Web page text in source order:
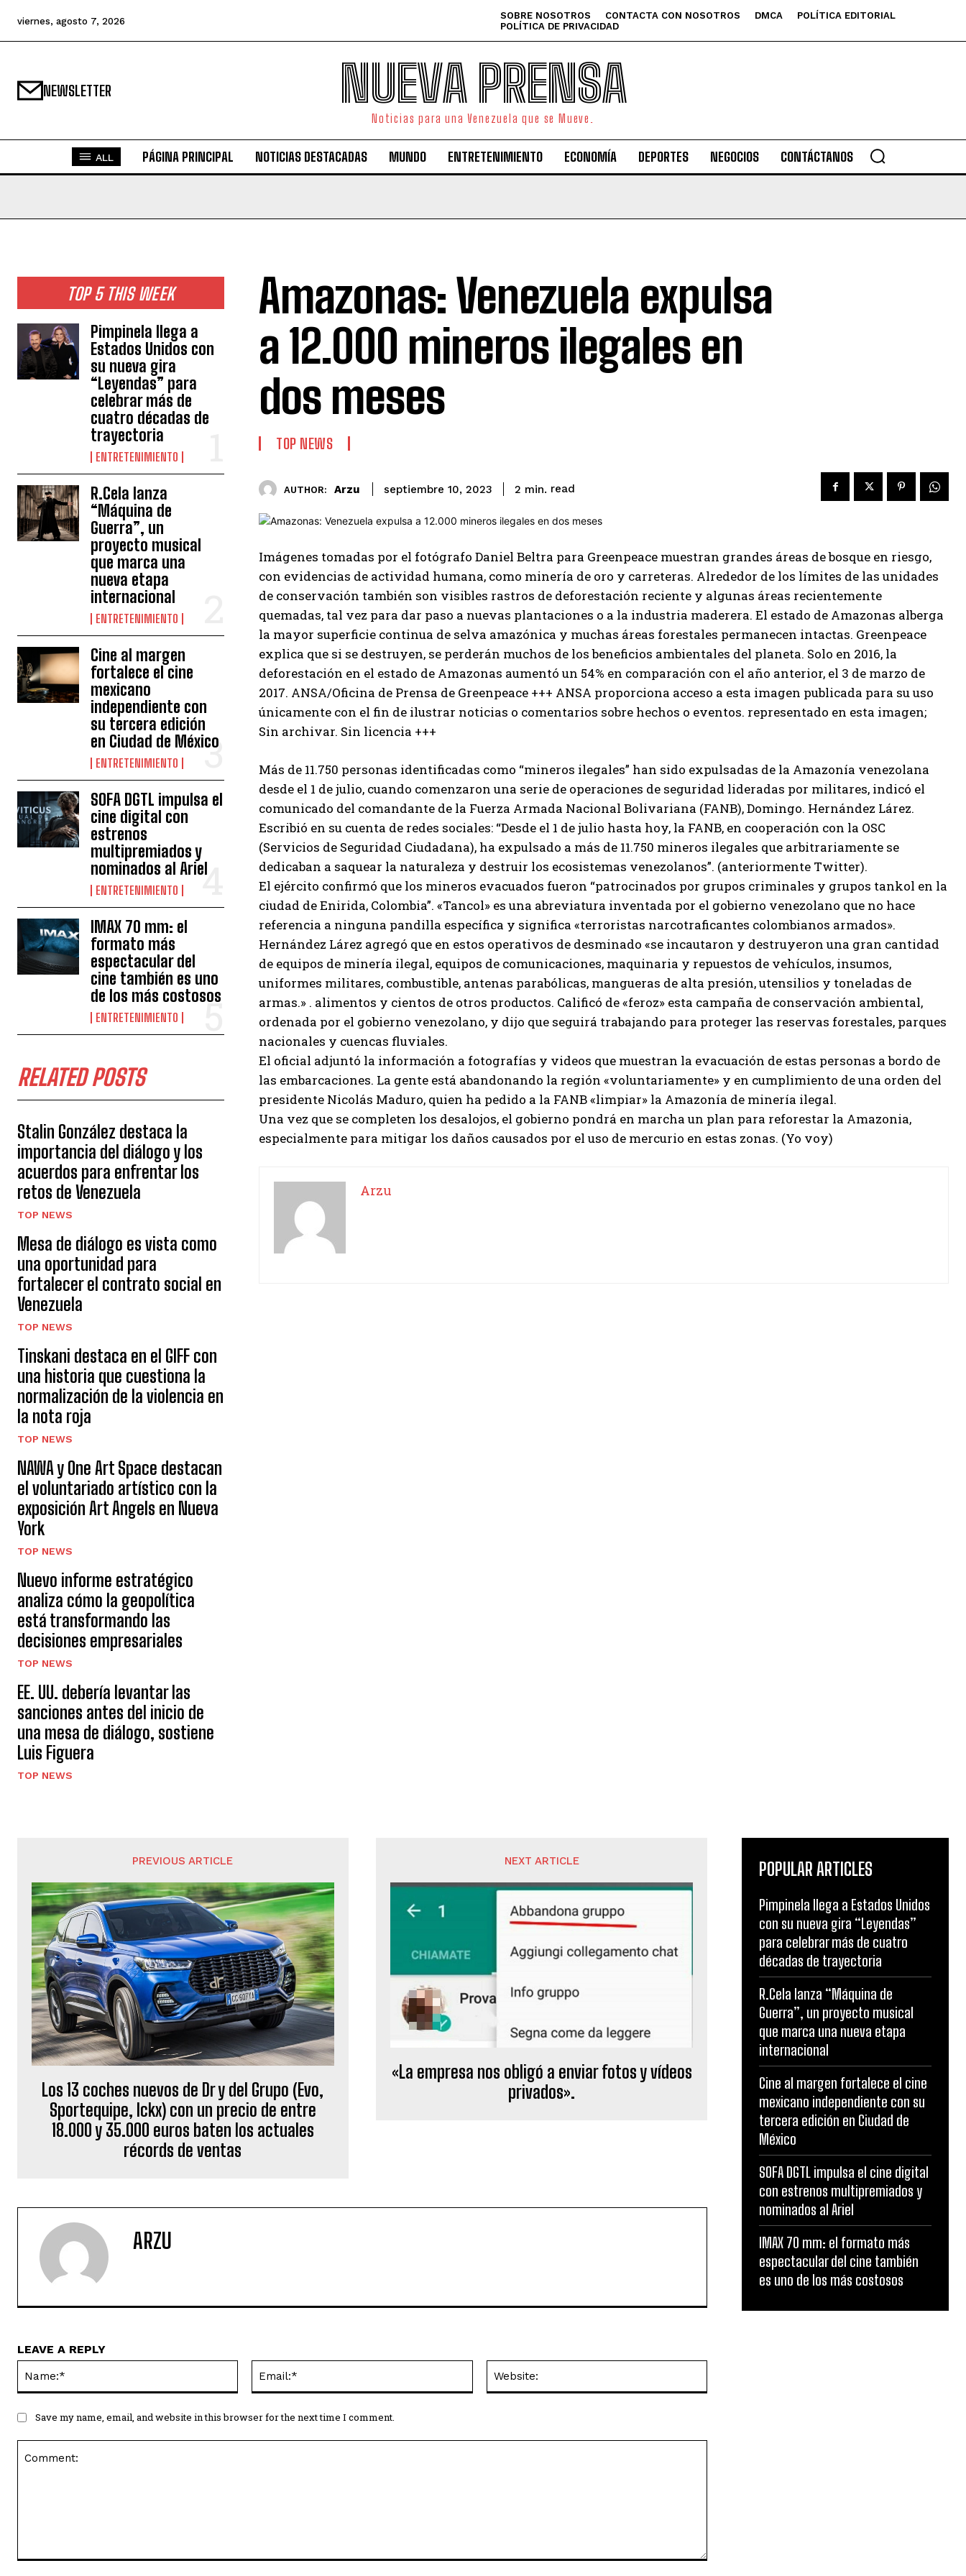
viernes, agosto 7, 2026 SOBRE NOSOTROS CONTACTA CON NOSOTROS DMCA
POLÍTICA EDITORIAL
POLÍTICA DE PRIVACIDAD
NEWSLETTER NUEVA PRENSA
Noticias para una Venezuela que se Mueve.
ALL PÁGINA PRINCIPAL NOTICIAS DESTACADAS MUNDO ENTRETENIMIENTO ECONOMÍA DEPORTES NEGOCIOS CONTÁCTANOS
TOP 5 THIS WEEK
Pimpinela llega a
Estados Unidos con
su nueva gira
“Leyendas” para
celebrar más de
cuatro décadas de
trayectoria
ENTRETENIMIENTO
R.Cela lanza
“Máquina de
Guerra”, un
proyecto musical
que marca una
nueva etapa
internacional
ENTRETENIMIENTO
Cine al margen
fortalece el cine
mexicano
independiente con
su tercera edición
en Ciudad de México
ENTRETENIMIENTO
SOFA DGTL impulsa el
cine digital con
estrenos
multipremiados y
nominados al Ariel
ENTRETENIMIENTO
IMAX 70 mm: el
formato más
espectacular del
cine también es uno
de los más costosos
ENTRETENIMIENTO
RELATED POSTS
Stalin González destaca la
importancia del diálogo y los
acuerdos para enfrentar los
retos de Venezuela
TOP NEWS
Mesa de diálogo es vista como
una oportunidad para
fortalecer el contrato social en
Venezuela
TOP NEWS
Tinskani destaca en el GIFF con
una historia que cuestiona la
normalización de la violencia en
la nota roja
TOP NEWS
NAWA y One Art Space destacan
el voluntariado artístico con la
exposición Art Angels en Nueva
York
TOP NEWS
Nuevo informe estratégico
analiza cómo la geopolítica
está transformando las
decisiones empresariales
TOP NEWS
EE. UU. debería levantar las
sanciones antes del inicio de
una mesa de diálogo, sostiene
Luis Figuera
TOP NEWS
Amazonas: Venezuela expulsa
a 12.000 mineros ilegales en
dos meses
TOP NEWS
AUTHOR: Arzu septiembre 10, 2023 2 min. read
Imágenes tomadas por el fotógrafo Daniel Beltra para Greenpeace muestran grandes áreas de bosque en riesgo,
con evidencias de actividad humana, como minería de oro y carreteras. Alrededor de los límites de las unidades
de conservación también son visibles rastros de deforestación reciente y algunas áreas recientemente
quemadas, tal vez para dar paso a nuevas plantaciones o a la industria maderera. El estado de Amazonas alberga
la mayor superficie continua de selva amazónica y muchas áreas forestales permanecen intactas. Greenpeace
explica que si se destruyen, se perderán muchos de los beneficios ambientales del planeta. Solo en 2016, la
deforestación en el estado de Amazonas aumentó un 54% en comparación con el año anterior, el 3 de marzo de
2017. ANSA/Oficina de Prensa de Greenpeace +++ ANSA proporciona acceso a esta imagen publicada para su uso
únicamente con el fin de ilustrar noticias o comentarios sobre hechos o eventos. representado en esta imagen;
Sin archivar. Sin licencia +++
Más de 11.750 personas identificadas como “mineros ilegales” han sido expulsadas de la Amazonía venezolana
desde el 1 de julio, cuando comenzaron una serie de operaciones de seguridad lideradas por militares, indicó el
comunicado del comandante de la Fuerza Armada Nacional Bolivariana (FANB), Domingo. Hernández Lárez.
Escribió en su cuenta de redes sociales: “Desde el 1 de julio hasta hoy, la FANB, en cooperación con la OSC
(Servicios de Seguridad Ciudadana), ha expulsado a más de 11.750 mineros ilegales que arbitrariamente se
dedicaban a saquear la naturaleza y destruir los ecosistemas venezolanos”. (anteriormente Twitter).
El ejército confirmó que los mineros evacuados fueron “patrocinados por grupos criminales y grupos tankol en la
ciudad de Enirida, Colombia”. «Tancol» es una abreviatura inventada por el gobierno venezolano que no hace
referencia a ninguna pandilla específica y significa «terroristas narcotraficantes colombianos armados».
Hernández Lárez agregó que en estos operativos de desminado «se incautaron y destruyeron una gran cantidad
de equipos de minería ilegal, equipos de comunicaciones, maquinaria y repuestos de vehículos, insumos,
uniformes militares, combustible, antenas parabólicas, mangueras de alta presión, utensilios y toneladas de
armas.» . alimentos y cientos de otros productos. Calificó de «feroz» esta campaña de conservación ambiental,
ordenada por el gobierno venezolano, y dijo que seguirá trabajando para proteger las reservas forestales, parques
nacionales y cuencas fluviales.
El oficial adjuntó la información a fotografías y videos que muestran la evacuación de estas personas a bordo de
las embarcaciones. La gente está abandonando la región «voluntariamente» y en cumplimiento de una orden del
presidente Nicolás Maduro, quien ha pedido a la FANB «limpiar» la Amazonía de minería ilegal.
Una vez que se completen los desalojos, el gobierno pondrá en marcha un plan para reforestar la Amazonia,
especialmente para mitigar los daños causados ​​por el uso de mercurio en estas zonas. (Yo voy)
Arzu
PREVIOUS ARTICLE
Los 13 coches nuevos de Dr y del Grupo (Evo,
Sportequipe, Ickx) con un precio de entre
18.000 y 35.000 euros baten los actuales
récords de ventas
NEXT ARTICLE
«La empresa nos obligó a enviar fotos y vídeos
privados».
ARZU
LEAVE A REPLY
Save my name, email, and website in this browser for the next time I comment.
POPULAR ARTICLES
Pimpinela llega a Estados Unidos
con su nueva gira “Leyendas”
para celebrar más de cuatro
décadas de trayectoria
R.Cela lanza “Máquina de
Guerra”, un proyecto musical
que marca una nueva etapa
internacional
Cine al margen fortalece el cine
mexicano independiente con su
tercera edición en Ciudad de
México
SOFA DGTL impulsa el cine digital
con estrenos multipremiados y
nominados al Ariel
IMAX 70 mm: el formato más
espectacular del cine también
es uno de los más costosos